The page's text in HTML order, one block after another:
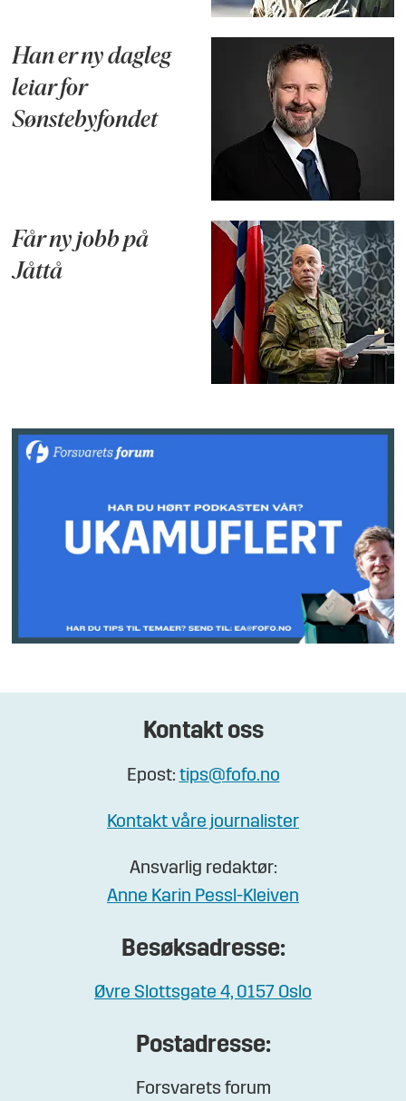
Han er ny dagleg
leiar for
Sønstebyfondet
Får ny jobb på
Jåttå
Kontakt oss
Epost: tips@fofo.no
Kontakt våre journalister
Ansvarlig redaktør:
Anne Karin Pessl-Kleiven
Besøksadresse:
Øvre Slottsgate 4, 0157 Oslo
Postadresse:
Forsvarets forum